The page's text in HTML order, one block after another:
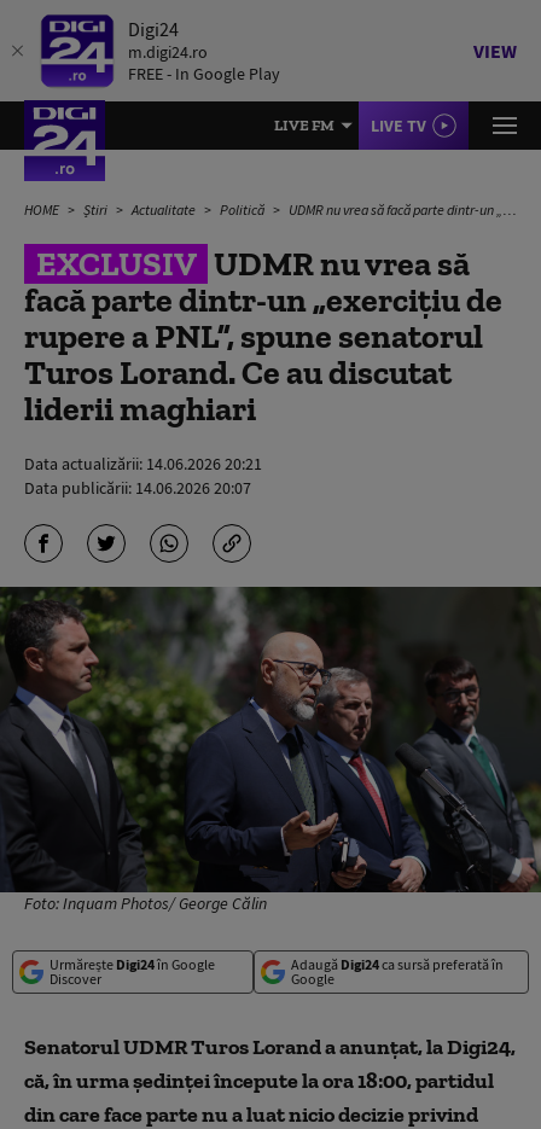
Digi24
m.digi24.ro
FREE - In Google Play
VIEW
LIVE FM LIVE TV
HOME Știri Actualitate Politică UDMR nu vrea să facă parte dintr-un „exercițiu de rupere a PNL”, spune senatorul Turos Lorand. Ce au discutat liderii maghiari
EXCLUSIV UDMR nu vrea să
facă parte dintr-un „exercițiu de
rupere a PNL”, spune senatorul
Turos Lorand. Ce au discutat
liderii maghiari
Data actualizării: 14.06.2026 20:21
Data publicării: 14.06.2026 20:07
Foto: Inquam Photos/ George Călin
Urmărește Digi24în Google
Discover
Adaugă Digi24ca sursă preferată în
Google
Senatorul UDMR Turos Lorand a anunțat, la Digi24,
că, în urma ședinței începute la ora 18:00, partidul
din care face parte nu a luat nicio decizie privind